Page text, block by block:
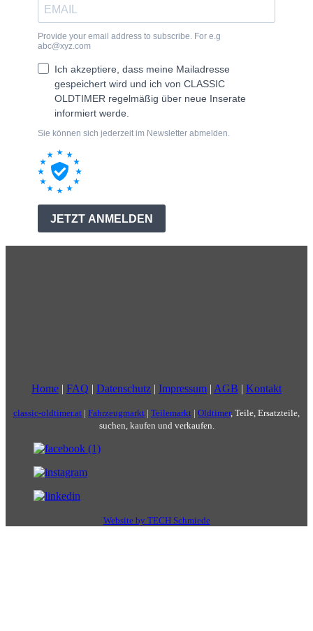
Home | FAQ | Datenschutz | Impressum | AGB | Kontakt
classic-oldtimer.at | Fahrzeugmarkt | Teilemarkt | Oldtimer, Teile, Ersatzteile,
suchen, kaufen und verkaufen.
Website by TECH Schmiede